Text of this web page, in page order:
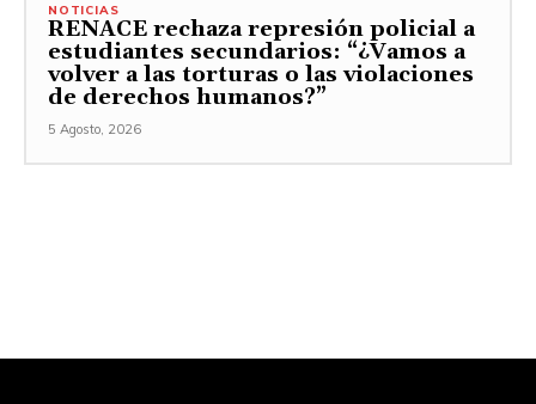
NOTICIAS
RENACE rechaza represión policial a
estudiantes secundarios: “¿Vamos a
volver a las torturas o las violaciones
de derechos humanos?”
5 Agosto, 2026